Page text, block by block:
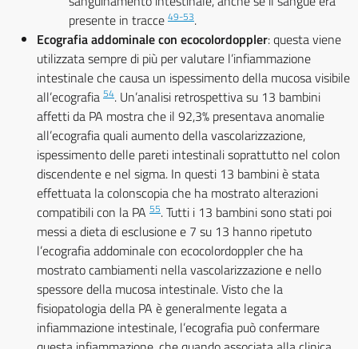
presente in tracce 49-53.
Ecografia addominale con ecocolordoppler: questa viene
utilizzata sempre di più per valutare l’infiammazione
intestinale che causa un ispessimento della mucosa visibile
all’ecografia 54. Un’analisi retrospettiva su 13 bambini
affetti da PA mostra che il 92,3% presentava anomalie
all’ecografia quali aumento della vascolarizzazione,
ispessimento delle pareti intestinali soprattutto nel colon
discendente e nel sigma. In questi 13 bambini è stata
effettuata la colonscopia che ha mostrato alterazioni
compatibili con la PA 55. Tutti i 13 bambini sono stati poi
messi a dieta di esclusione e 7 su 13 hanno ripetuto
l’ecografia addominale con ecocolordoppler che ha
mostrato cambiamenti nella vascolarizzazione e nello
spessore della mucosa intestinale. Visto che la
fisiopatologia della PA è generalmente legata a
infiammazione intestinale, l’ecografia può confermare